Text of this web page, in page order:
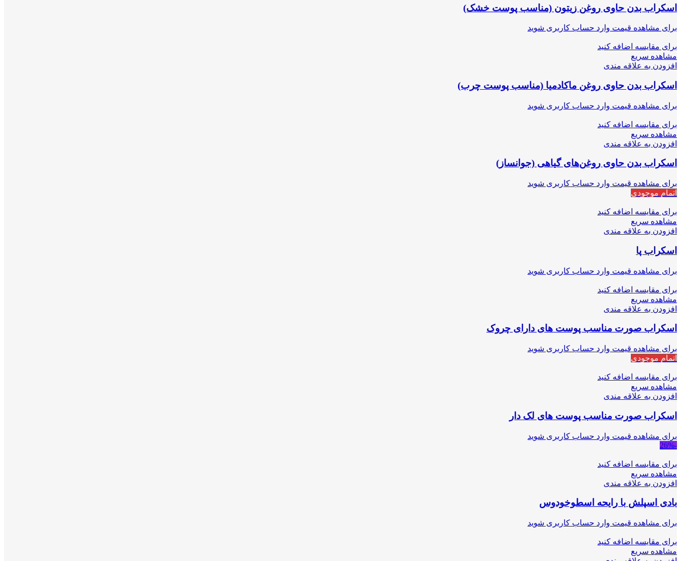
اسکراب بدن حاوی روغن زیتون (مناسب پوست خشک)
برای مشاهده قیمت وارد حساب کاربری شوید
برای مقایسه اضافه کنید
مشاهده سریع
افزودن به علاقه مندی
اسکراب بدن حاوی روغن ماکادمیا (مناسب پوست چرب)
برای مشاهده قیمت وارد حساب کاربری شوید
برای مقایسه اضافه کنید
مشاهده سریع
افزودن به علاقه مندی
اسکراب بدن حاوی روغن‌های گیاهی (جوانساز)
برای مشاهده قیمت وارد حساب کاربری شوید
اتمام موجودی
برای مقایسه اضافه کنید
مشاهده سریع
افزودن به علاقه مندی
اسکراب پا
برای مشاهده قیمت وارد حساب کاربری شوید
برای مقایسه اضافه کنید
مشاهده سریع
افزودن به علاقه مندی
اسکراب صورت مناسب پوست های دارای چروک
برای مشاهده قیمت وارد حساب کاربری شوید
اتمام موجودی
برای مقایسه اضافه کنید
مشاهده سریع
افزودن به علاقه مندی
اسکراب صورت مناسب پوست های لک دار
برای مشاهده قیمت وارد حساب کاربری شوید
-26%
برای مقایسه اضافه کنید
مشاهده سریع
افزودن به علاقه مندی
بادی اسپلش با رایحه اسطوخودوس
برای مشاهده قیمت وارد حساب کاربری شوید
برای مقایسه اضافه کنید
مشاهده سریع